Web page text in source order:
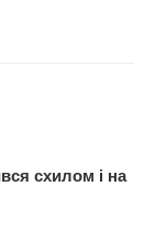
схилом і на